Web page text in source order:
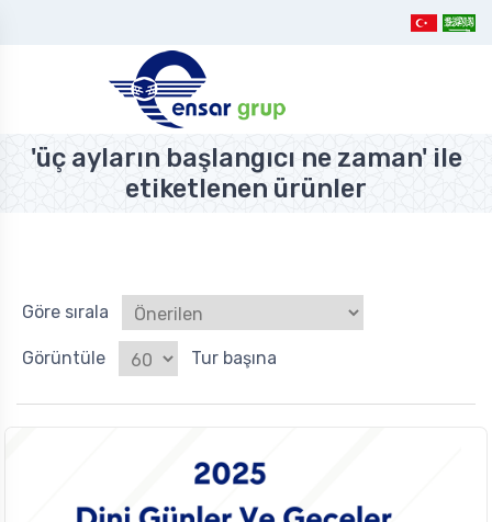
'üç ayların başlangıcı ne zaman' ile
etiketlenen ürünler
Göre sırala
Görüntüle Tur başına